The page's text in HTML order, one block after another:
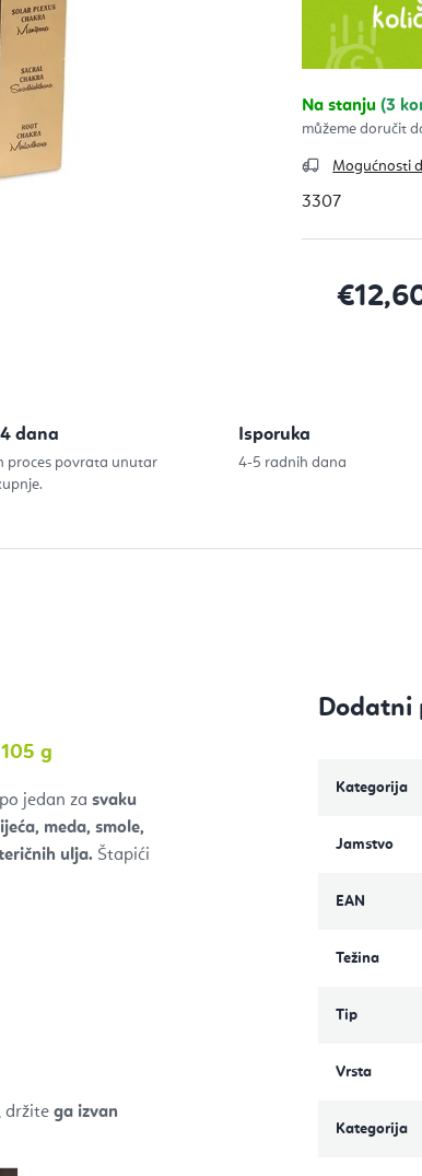
Na stanju(3
Mogućnosti
3307
dana
proces povrata unutar
Isporuka
4-5 radnih dana
g
jedan za svaku
meda, smole,
ulja. Štapići
držite ga izvan
Dodatni
Kategorija
Jamstvo
EAN
Težina
Tip
Vrsta
Kategorija